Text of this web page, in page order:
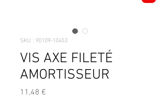
SKU : 90109-10453
VIS AXE FILETÉ
AMORTISSEUR
11,48 €